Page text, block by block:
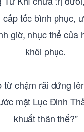
cấp tốc bình phục,
giờ, nhục thể của
khôi phục.
từ chậm rãi đứng
mặt Lục Đinh
khuất thân thể?”